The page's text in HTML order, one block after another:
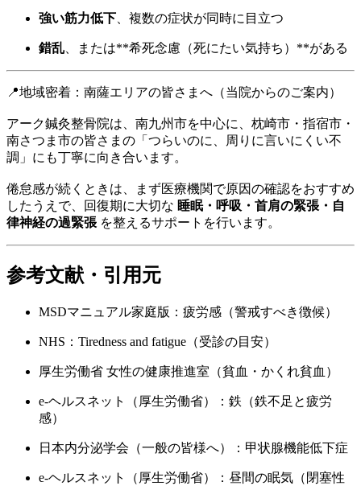
強い筋力低下 、複数の症状が同時に目立つ
錯乱 、または**希死念慮（死にたい気持ち）**がある
📍地域密着：南薩エリアの皆さまへ（当院からのご案内）
アーク鍼灸整骨院は、南九州市を中心に、枕崎市・指宿市・
南さつま市の皆さまの「つらいのに、周りに言いにくい不
調」にも丁寧に向き合います。
倦怠感が続くときは、まず医療機関で原因の確認をおすすめ
したうえで、回復期に大切な 睡眠・呼吸・首肩の緊張・自
律神経の過緊張 を整えるサポートを行います。
参考文献・引用元
MSDマニュアル家庭版：疲労感（警戒すべき徴候）
NHS：Tiredness and fatigue（受診の目安）
厚生労働省 女性の健康推進室（貧血・かくれ貧血）
e-ヘルスネット（厚生労働省）：鉄（鉄不足と疲労
感）
日本内分泌学会（一般の皆様へ）：甲状腺機能低下症
e-ヘルスネット（厚生労働省）：昼間の眠気（閉塞性